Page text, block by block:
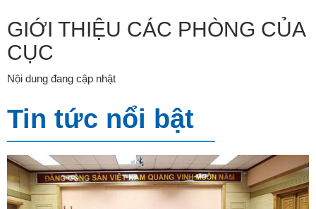
GIỚI THIỆU CÁC PHÒNG CỦA
CỤC
Nội dung đang cập nhật
Tin tức nổi bật